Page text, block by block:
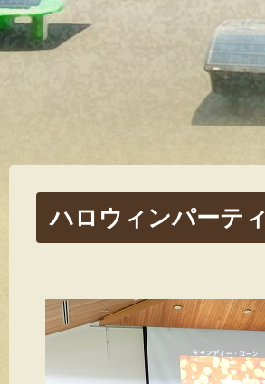
ハロウィンパーティ